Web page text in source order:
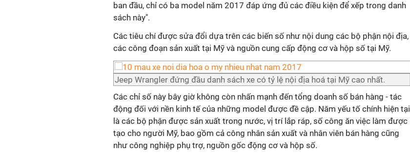
ban đầu, chỉ có ba model năm 2017 đáp ứng đủ các điều kiện để xếp trong danh
sách này".
Các tiêu chí được sửa đổi dựa trên các biến số như nội dung các bộ phận nội địa,
các công đoạn sản xuất tại Mỹ và nguồn cung cấp động cơ và hộp số tại Mỹ.
Jeep Wrangler đứng đầu danh sách xe có tỷ lệ nội địa hoá tại Mỹ cao nhất.
Các chỉ số này bây giờ không còn nhấn mạnh đến tổng doanh số bán hàng - tác
động đối với nền kinh tế của những model được đề cập. Năm yếu tố chính hiện tại
là các bộ phận được sản xuất trong nước, vị trí lắp ráp, số công ăn việc làm được
tạo cho người Mỹ, bao gồm cả công nhân sản xuất và nhân viên bán hàng cũng
như công nghiệp phụ trợ, nguồn gốc động cơ và hộp số.